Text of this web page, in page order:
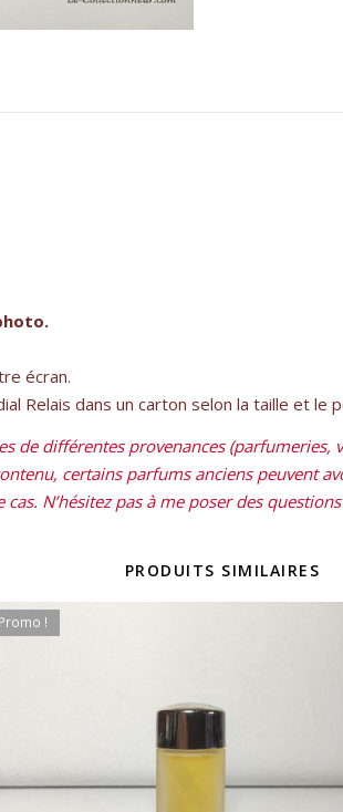
écran.
Relais dans un carton selon la taille et le
de différentes provenances (parfumeries,
certains parfums anciens peuvent
N’hésitez pas à me poser des
PRODUITS SIMILAIRES
Promo !